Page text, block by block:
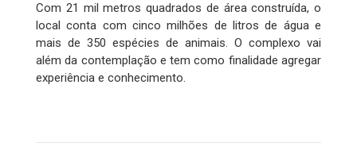
Com 21 mil metros quadrados de área construída, o
local conta com cinco milhões de litros de água e
mais de 350 espécies de animais. O complexo vai
além da contemplação e tem como finalidade agregar
experiência e conhecimento.